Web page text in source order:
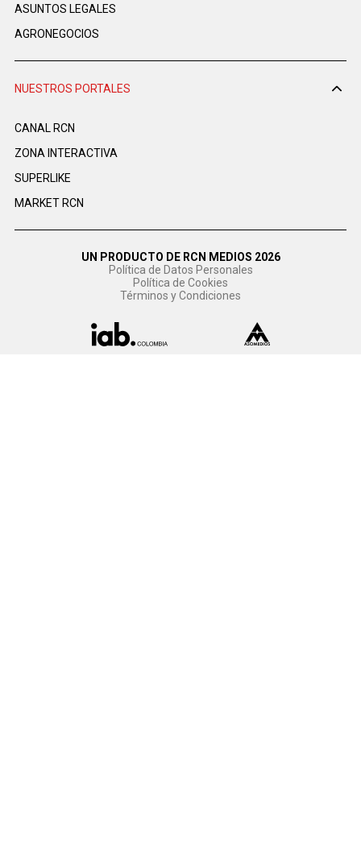
ASUNTOS LEGALES
AGRONEGOCIOS
NUESTROS PORTALES
CANAL RCN
ZONA INTERACTIVA
SUPERLIKE
MARKET RCN
UN PRODUCTO DE RCN MEDIOS 2026
Política de Datos Personales
Política de Cookies
Términos y Condiciones